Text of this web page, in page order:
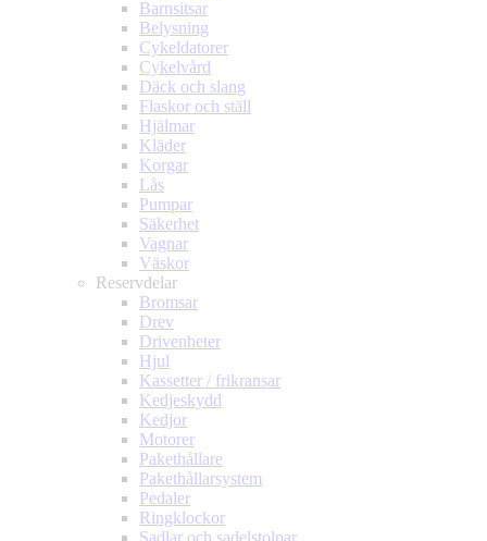
Barnsitsar
Belysning
Cykeldatorer
Cykelvård
Däck och slang
Flaskor och ställ
Hjälmar
Kläder
Korgar
Lås
Pumpar
Säkerhet
Vagnar
Väskor
Reservdelar
Bromsar
Drev
Drivenheter
Hjul
Kassetter / frikransar
Kedjeskydd
Kedjor
Motorer
Pakethållare
Pakethållarsystem
Pedaler
Ringklockor
Sadlar och sadelstolpar